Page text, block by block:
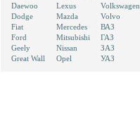
Daewoo
Dodge
Fiat
Ford
Geely
Great Wall
Lexus
Mazda
Mercedes
Mitsubishi
Nissan
Opel
Volkswagen
Volvo
ВАЗ
ГАЗ
ЗАЗ
УАЗ